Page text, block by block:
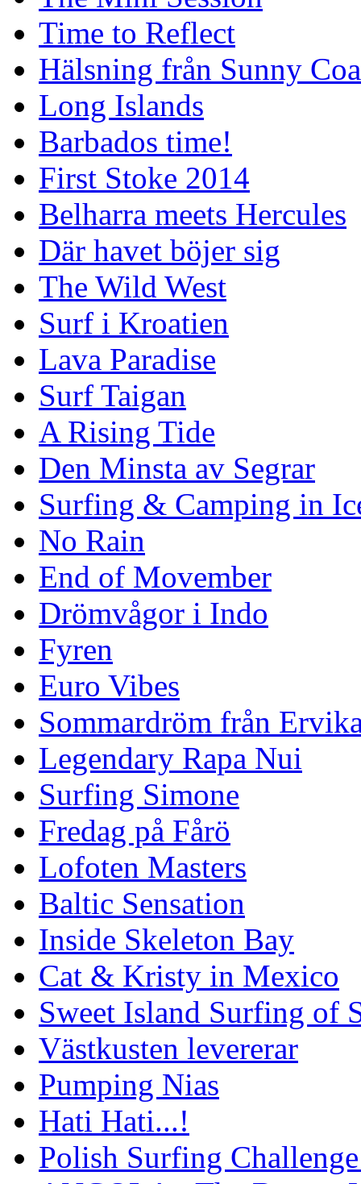
Time to Reflect
Hälsning från Sunny
Long Islands
Barbados time!
First Stoke 2014
Belharra meets Hercules
Där havet böjer sig
The Wild West
Surf i Kroatien
Lava Paradise
Surf Taigan
A Rising Tide
Den Minsta av Segrar
Surfing & Camping in
No Rain
End of Movember
Drömvågor i Indo
Fyren
Euro Vibes
Sommardröm från
Legendary Rapa Nui
Surfing Simone
Fredag på Fårö
Lofoten Masters
Baltic Sensation
Inside Skeleton Bay
Cat & Kristy in Mexico
Sweet Island Surfing of
Västkusten levererar
Pumping Nias
Hati Hati...!
Polish Surfing